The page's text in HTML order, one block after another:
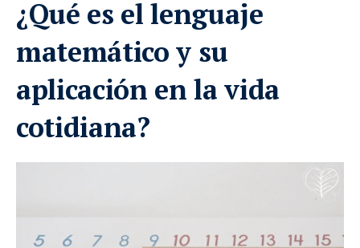
¿Qué es el lenguaje
matemático y su
aplicación en la vida
cotidiana?